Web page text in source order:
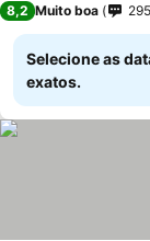
8,2 Muito boa 295
Selecione as
exatos.